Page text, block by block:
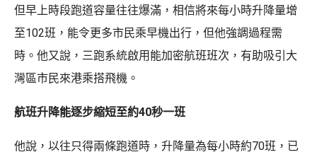
但早上時段跑道容量往往爆滿，相信將來每小時升降量增
至102班，能令更多市民乘早機出行，但他強調過程需
時。他又說，三跑系統啟用能加密航班班次，有助吸引大
灣區市民來港乘搭飛機。
航班升降能逐步縮短至約40秒一班
他說，以往只得兩條跑道時，升降量為每小時約70班，已